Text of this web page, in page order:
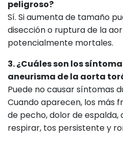
peligroso?
Sí. Si aumenta de tamaño
disección o ruptura de la
potencialmente mortales.
3. ¿Cuáles son los
aneurisma de la aorta
Puede no causar síntomas
Cuando aparecen, los más
de pecho, dolor de espalda,
respirar, tos persistente y